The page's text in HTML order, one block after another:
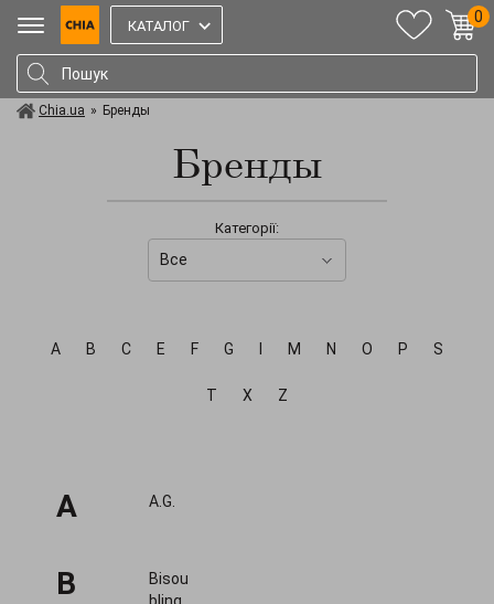
КАТАЛОГ
0
Chia.ua » Бренды
Бренды
Категорії:
Все
A B C E F G M N O P S
T X Z
A A.G.
B
Bisou